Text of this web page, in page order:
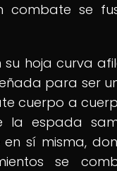
combate se
su hoja curva
para ser
cuerpo a
la espada
sí misma,
se